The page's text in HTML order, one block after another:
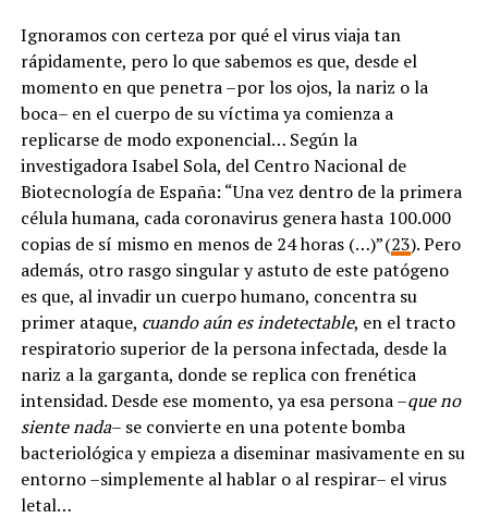
Ignoramos con certeza por qué el virus viaja tan
rápidamente, pero lo que sabemos es que, desde el
momento en que penetra –por los ojos, la nariz o la
boca– en el cuerpo de su víctima ya comienza a
replicarse de modo exponencial… Según la
investigadora Isabel Sola, del Centro Nacional de
Biotecnología de España: “Una vez dentro de la primera
célula humana, cada coronavirus genera hasta 100.000
copias de sí mismo en menos de 24 horas (…)” (23). Pero
además, otro rasgo singular y astuto de este patógeno
es que, al invadir un cuerpo humano, concentra su
primer ataque, cuando aún es indetectable, en el tracto
respiratorio superior de la persona infectada, desde la
nariz a la garganta, donde se replica con frenética
intensidad. Desde ese momento, ya esa persona –que no
siente nada– se convierte en una potente bomba
bacteriológica y empieza a diseminar masivamente en su
entorno –simplemente al hablar o al respirar– el virus
letal…